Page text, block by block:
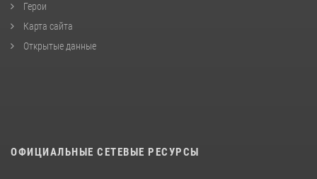
Герои
Карта сайта
Открытые данные
ОФИЦИАЛЬНЫЕ СЕТЕВЫЕ РЕСУРСЫ